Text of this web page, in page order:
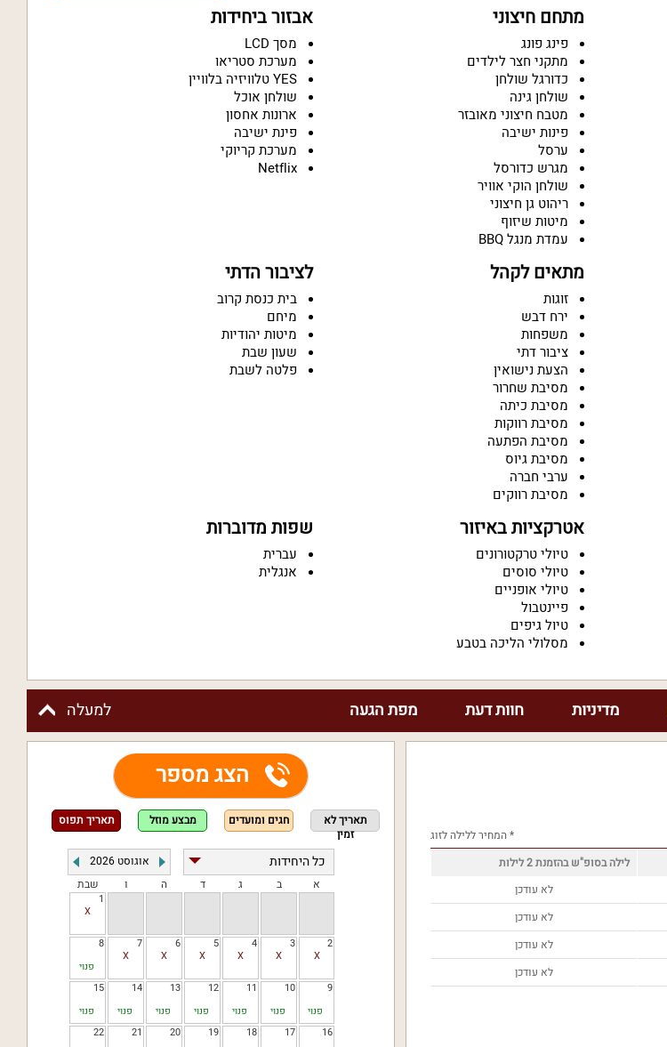
מתחם חיצוני
פינג פונג
מתקני חצר לילדים
כדורגל שולחן
שולחן גינה
מטבח חיצוני מאובזר
פינות ישיבה
ערסל
מגרש כדורסל
שולחן הוקי אוויר
ריהוט גן חיצוני
מיטות שיזוף
עמדת מנגל BBQ
אבזור ביחידות
מסך LCD
מערכת סטריאו
YES טלוויזיה בלוויין
שולחן אוכל
ארונות אחסון
פינת ישיבה
מערכת קריוקי
Netflix
מתאים לקהל
זוגות
ירח דבש
משפחות
ציבור דתי
הצעת נישואין
מסיבת שחרור
מסיבת כיתה
מסיבת רווקות
מסיבת הפתעה
מסיבת גיוס
ערבי חברה
מסיבת רווקים
לציבור הדתי
בית כנסת קרוב
מיחם
מיטות יהודיות
שעון שבת
פלטה לשבת
אטרקציות באיזור
טיולי טרקטורונים
טיולי סוסים
טיולי אופניים
פיינטבול
טיול גיפים
מסלולי הליכה בטבע
שפות מדוברות
עברית
אנגלית
למעלה מדיניות חוות דעת מפת הגעה
הצג מספר
תאריך לא
זמין
חגים ומועדים מבצע מוזל תאריך תפוס
אוגוסט 2026
א
ב ג ד ה ו שבת
1
2
3
4
5
6
7
8
פנוי
9
פנוי
10
פנוי
11
פנוי
12
פנוי
13
פנוי
14
פנוי
15
פנוי
16
17
18
19
20
21
22
* המחיר ללילה לזוג
לילה בסופ"ש בהזמנת 2 לילות
לא עודכן
לא עודכן
לא עודכן
לא עודכן